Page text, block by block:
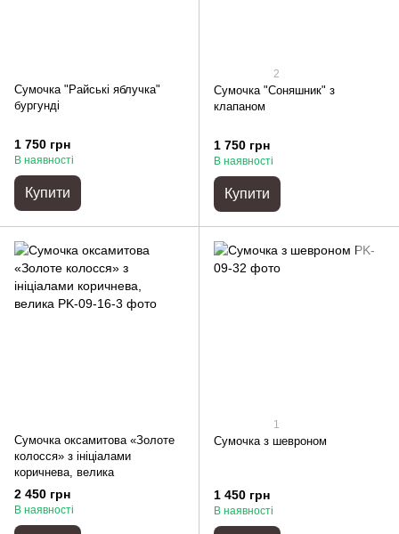
Сумочка "Райські яблучка"
бургунді
1 750 грн
В наявності
Купити
2
Сумочка "Соняшник" з
клапаном
1 750 грн
В наявності
Купити
Сумочка оксамитова «Золоте
колосся» з ініціалами
коричнева, велика
2 450 грн
В наявності
1
Сумочка з шевроном
1 450 грн
В наявності